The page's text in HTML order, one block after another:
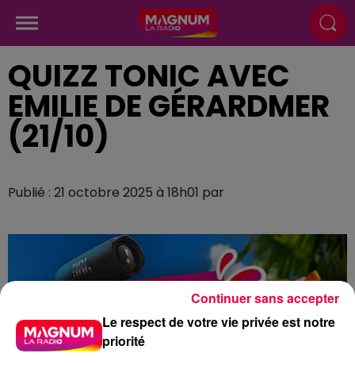
QUIZZ TONIC AVEC
EMILIE DE GÉRARDMER
(21/10)
Publié : 21 octobre 2025 à 18h01 par
Le respect de votre vie privée est notre
priorité
Continuer sans accepter